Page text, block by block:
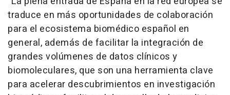
traduce en más oportunidades de colaboración
para el ecosistema biomédico español en
general, además de facilitar la integración de
grandes volúmenes de datos clínicos y
biomoleculares, que son una herramienta clave
para acelerar descubrimientos en investigación